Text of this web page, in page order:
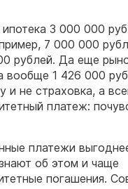
3 000 000
7 000 000
рублей. Да еще
вообще 1 426 000
и не страховка, а
платеж:
платежи
об этом и чаще
погашения.